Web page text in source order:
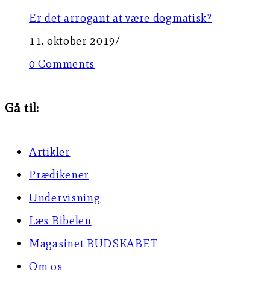
Er det arrogant at være dogmatisk?
11. oktober 2019/
0 Comments
Gå til:
Artikler
Prædikener
Undervisning
Læs Bibelen
Magasinet BUDSKABET
Om os